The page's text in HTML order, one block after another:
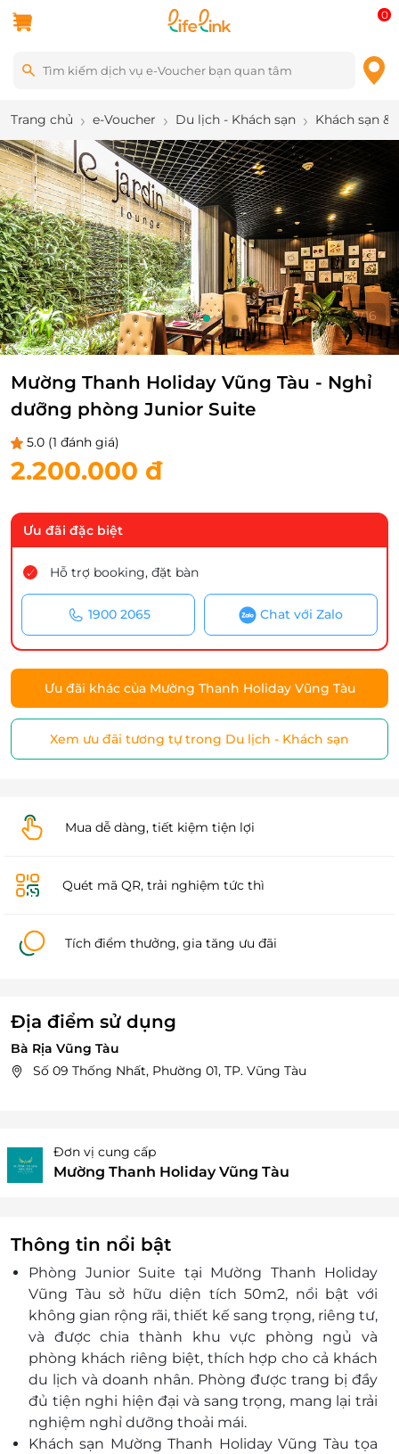
0
Trang chủ e-Voucher Du lịch - Khách sạn Khách sạn &
9/16
Mường Thanh Holiday Vũng Tàu - Nghỉ
dưỡng phòng Junior Suite
5.0 (1 đánh giá)
2.200.000 đ
Ưu đãi đặc biệt
Hỗ trợ booking, đặt bàn
1900 2065 Chat với Zalo
Ưu đãi khác của Mường Thanh Holiday Vũng Tàu
Xem ưu đãi tương tự trong Du lịch - Khách sạn
Mua dễ dàng, tiết kiệm tiện lợi
Quét mã QR, trải nghiệm tức thì
Tích điểm thưởng, gia tăng ưu đãi
Địa điểm sử dụng
Bà Rịa Vũng Tàu
Số 09 Thống Nhất, Phường 01, TP. Vũng Tàu
Đơn vị cung cấp
Mường Thanh Holiday Vũng Tàu
Thông tin nổi bật
Phòng Junior Suite tại Mường Thanh Holiday
Vũng Tàu sở hữu diện tích 50m2, nổi bật với
không gian rộng rãi, thiết kế sang trọng, riêng tư,
và được chia thành khu vực phòng ngủ và
phòng khách riêng biệt, thích hợp cho cả khách
du lịch và doanh nhân. Phòng được trang bị đầy
đủ tiện nghi hiện đại và sang trọng, mang lại trải
nghiệm nghỉ dưỡng thoải mái.
Khách sạn Mường Thanh Holiday Vũng Tàu tọa